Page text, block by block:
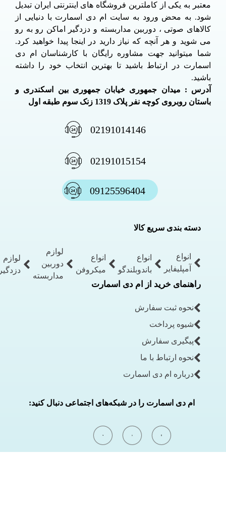
معتبر به یکی از کاملترین فروشگاه های اینترنتی ایران تبدیل
شود. به محض ورود به سایت ام دی اسمارت با دنیایی از
کالاهای صوتی ، دوربین مداربسته و دزدگیر اماکن رو به رو
می شوید و هر آنچه که نیاز دارید در اینجا پیدا خواهید کرد.
شما میتوانید جهت مشاوره رایگان با کارشناسان ام دی
اسمارت در ارتباط باشید تا بهترین انتخاب خود را داشته
باشید.
آدرس : میدان جمهوری خیابان جمهوری بین اسکندری و
باستان روبروی کوچه نفر پلاک 1319 زنک سوم طبقه اول
02191014146
02191015154
09125596404
دسته بندی سریع کالا
انواع
آمپلیفایر
انواع
باندوبلندگو
انواع
میکروفن
لوازم
دوربین
مداربسته
لوازم
دزدگیر
راهنمای خرید از ام دی اسمارت
نحوه ثبت سفارش
شیوه پرداخت
پیگیری سفارش
نحوه ارتباط با ما
درباره ام دی اسمارت
ام دی اسمارت را در شبکه‌های اجتماعی دنبال کنید: